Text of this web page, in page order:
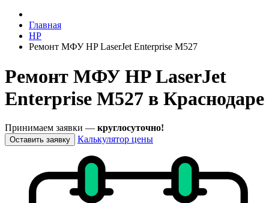
Главная
HP
Ремонт МФУ HP LaserJet Enterprise M527
Ремонт МФУ HP LaserJet
Enterprise M527 в Краснодаре
Принимаем заявки — круглосуточно!
Оставить заявку Калькулятор цены